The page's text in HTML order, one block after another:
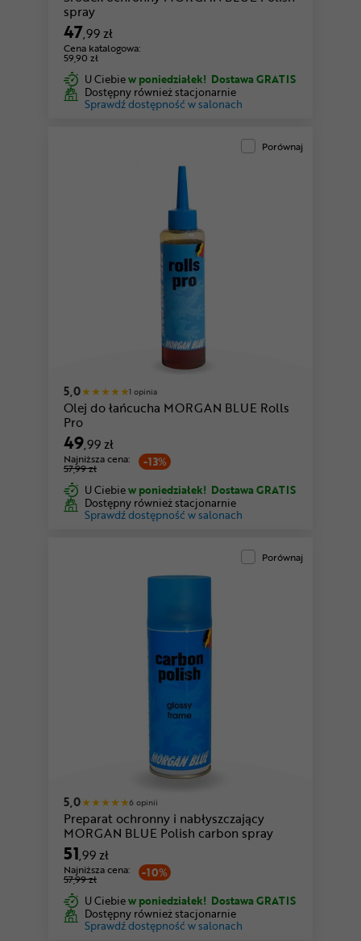
spray
47,99 zł
Cena katalogowa:
59,90 zł
U Ciebiew poniedziałek! Dostawa GRATIS
Dostępny również stacjonarnie
Sprawdź dostępność w salonach
Porównaj
5,0 1 opinia
Olej do łańcucha MORGAN BLUE Rolls
Pro
49,99 zł
-13%
Najniższa cena:
57,99 zł
U Ciebiew poniedziałek! Dostawa GRATIS
Dostępny również stacjonarnie
Sprawdź dostępność w salonach
Porównaj
5,0 6 opinii
Preparat ochronny i nabłyszczający
MORGAN BLUE Polish carbon spray
51,99 zł
-10%
Najniższa cena:
57,99 zł
U Ciebiew poniedziałek! Dostawa GRATIS
Dostępny również stacjonarnie
Sprawdź dostępność w salonach